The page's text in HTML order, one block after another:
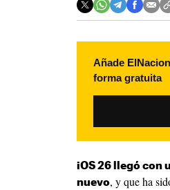
Añade
forma gratuita
iOS 26 llegó con
nuevo, y que ha